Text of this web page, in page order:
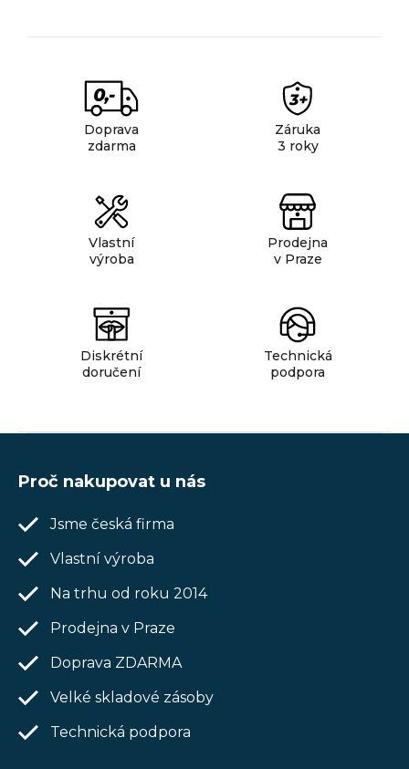
o
Doprava
zdarma
Záruka
3 roky
Vlastní
výroba
Prodejna
v Praze
Diskrétní
doručení
Technická
podpora
Proč nakupovat u nás
Jsme česká firma
Vlastní výroba
Na trhu od roku 2014
Prodejna v Praze
Doprava ZDARMA
Velké skladové zásoby
Technická podpora